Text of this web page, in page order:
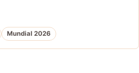
Mundial 2026